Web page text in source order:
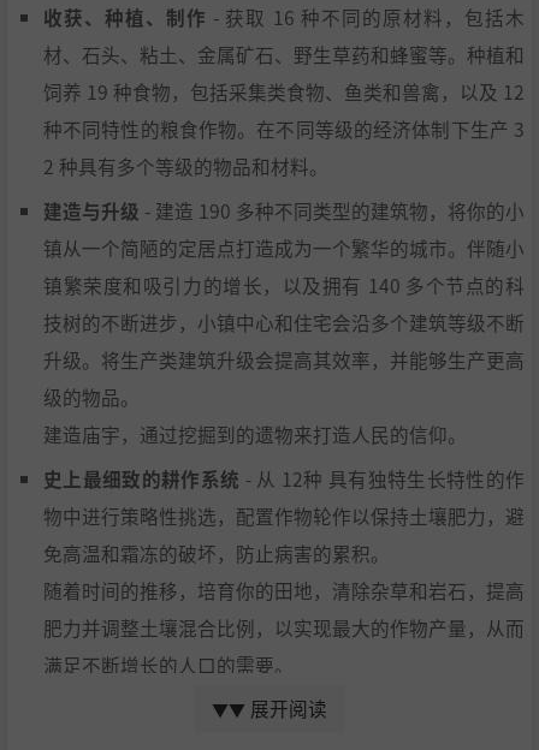
收获、种植、制作 - 获取 16 种不同的原材料，包括木
材、石头、粘土、金属矿石、野生草药和蜂蜜等。种植和
饲养 19 种食物，包括采集类食物、鱼类和兽禽，以及 12
种不同特性的粮食作物。在不同等级的经济体制下生产 3
2 种具有多个等级的物品和材料。
建造与升级 - 建造 190 多种不同类型的建筑物，将你的小
镇从一个简陋的定居点打造成为一个繁华的城市。伴随小
镇繁荣度和吸引力的增长，以及拥有 140 多个节点的科
技树的不断进步，小镇中心和住宅会沿多个建筑等级不断
升级。将生产类建筑升级会提高其效率，并能够生产更高
级的物品。
建造庙宇，通过挖掘到的遗物来打造人民的信仰。
史上最细致的耕作系统 - 从 12种 具有独特生长特性的作
物中进行策略性挑选，配置作物轮作以保持土壤肥力，避
免高温和霜冻的破坏，防止病害的累积。
随着时间的推移，培育你的田地，清除杂草和岩石，提高
肥力并调整土壤混合比例，以实现最大的作物产量，从而
满足不断增长的人口的需要。
- 村民会主动过自己的生活，并实时执行任
▼▼ 展开阅读